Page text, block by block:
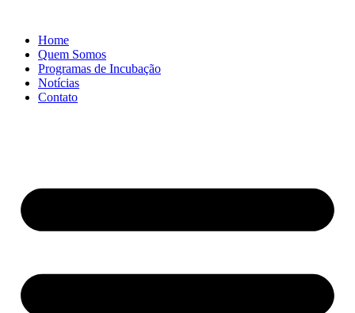
Home
Quem Somos
Programas de Incubação
Notícias
Contato